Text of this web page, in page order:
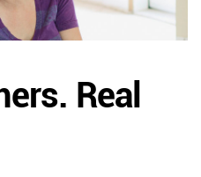
Real